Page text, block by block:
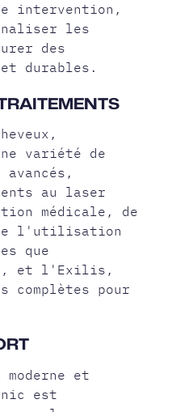
intervention,
les
des
durables.
variété de
au laser
médicale, de
l'utilisation
que
et l'Exilis,
complètes pour
et
est